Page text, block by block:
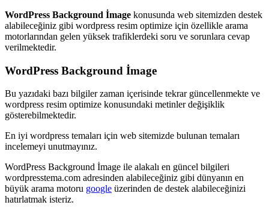
WordPress Background İmage konusunda web sitemizden destek
alabileceğiniz gibi wordpress resim optimize için özellikle arama
motorlarından gelen yüksek trafiklerdeki soru ve sorunlara cevap
verilmektedir.
WordPress Background İmage
Bu yazıdaki bazı bilgiler zaman içerisinde tekrar güncellenmekte ve
wordpress resim optimize konusundaki metinler değişiklik
gösterebilmektedir.
En iyi wordpress temaları için web sitemizde bulunan temaları
incelemeyi unutmayınız.
WordPress Background İmage ile alakalı en güncel bilgileri
wordpresstema.com adresinden alabileceğiniz gibi dünyanın en
büyük arama motoru google üzerinden de destek alabileceğinizi
hatırlatmak isteriz.